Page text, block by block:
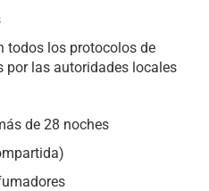
todos los protocolos de
por las autoridades locales
de 28 noches